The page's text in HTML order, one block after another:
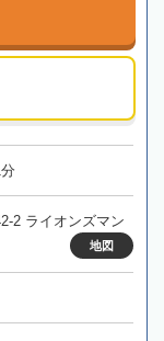
2 ライオンズマン
地図